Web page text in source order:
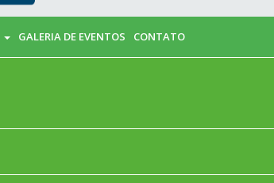
GALERIA DE EVENTOS CONTATO